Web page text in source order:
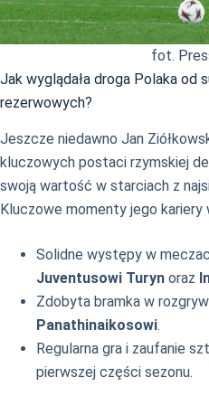
fot.
Jak wyglądała droga Polaka od
rezerwowych?
Jeszcze niedawno Jan
kluczowych postaci rzymskiej
swoją wartość w starciach z
Kluczowe momenty jego
Solidne występy w
Juventusowi Turyn oraz
Zdobyta bramka w
Panathinaikosowi.
Regularna gra i zaufanie
pierwszej części sezonu.